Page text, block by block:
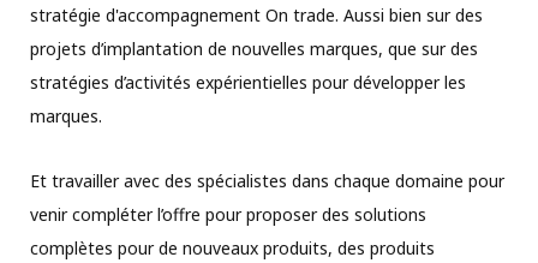
stratégie d'accompagnement On trade. Aussi bien sur des
projets d’implantation de nouvelles marques, que sur des
stratégies d’activités expérientielles pour développer les
marques.
Et travailler avec des spécialistes dans chaque domaine pour
venir compléter l’offre pour proposer des solutions
complètes pour de nouveaux produits, des produits